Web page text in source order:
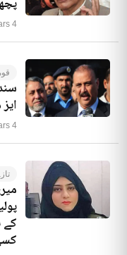
4 years پہلے
4 years پہلے
کے